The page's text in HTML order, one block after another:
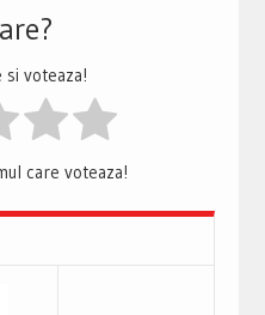
si voteaza!
care voteaza!